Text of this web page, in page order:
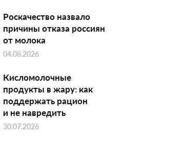
Роскачество назвало
причины отказа россиян
от молока
04.08.2026
Кисломолочные
продукты в жару: как
поддержать рацион
и не навредить
30.07.2026